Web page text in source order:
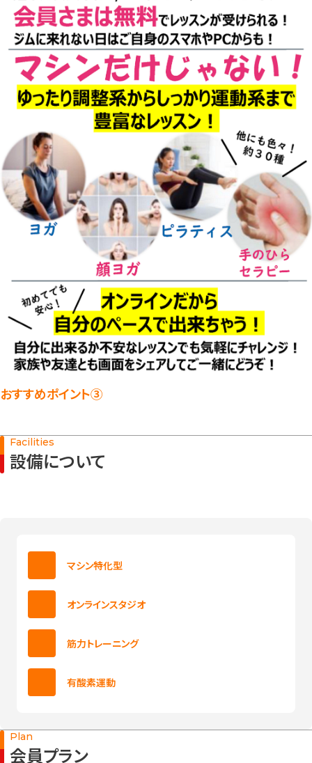
おすすめポイント③
Facilities
設備について
マシン特化型
オンラインスタジオ
筋力トレーニング
有酸素運動
Plan
会員プラン